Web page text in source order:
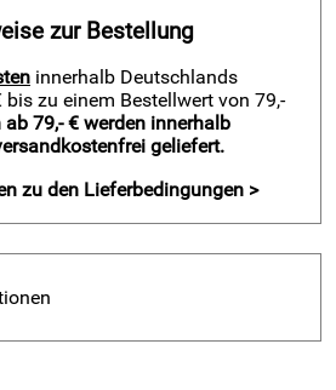
oben für geraden Abschluss am
unten für sauberen Fall des
Fensterhaken zum kpl.
am Fenster
stufenlosen Regulieferung der
zur Bestellung
innerhalb Deutschlands
bis zu einem Bestellwert von 79,-
ab 79,- € werden innerhalb
geliefert.
zu den Lieferbedingungen >